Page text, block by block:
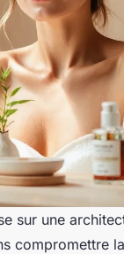
sur une
compromettre